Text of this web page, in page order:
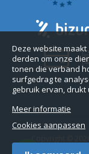
Deze website
derden om onze
tonen die verband
surfgedrag te
gebruik ervan, drukt
Meer informatie
Cookies aanpassen